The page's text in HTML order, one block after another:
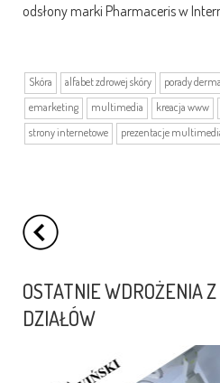
odsłony marki Pharmaceris w
Skóra alfabet zdrowej skóry porady
emarketing
multimedia kreacja www
strony internetowe
prezentacje
OSTATNIE WDROŻENIA
DZIAŁÓW